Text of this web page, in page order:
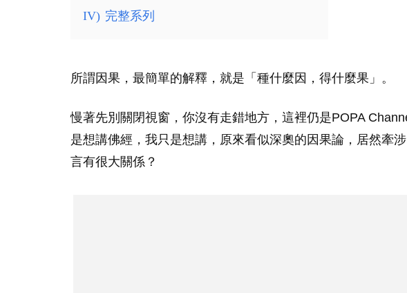
IV) 完整系列
所謂因果，最簡單的解釋，就是「種什麼因，得什麼果」。
慢著先別關閉視窗，你沒有走錯地方，這裡仍是POPA
是想講佛經，我只是想講，原來看似深奧的因果論，居然牽
言有很大關係？